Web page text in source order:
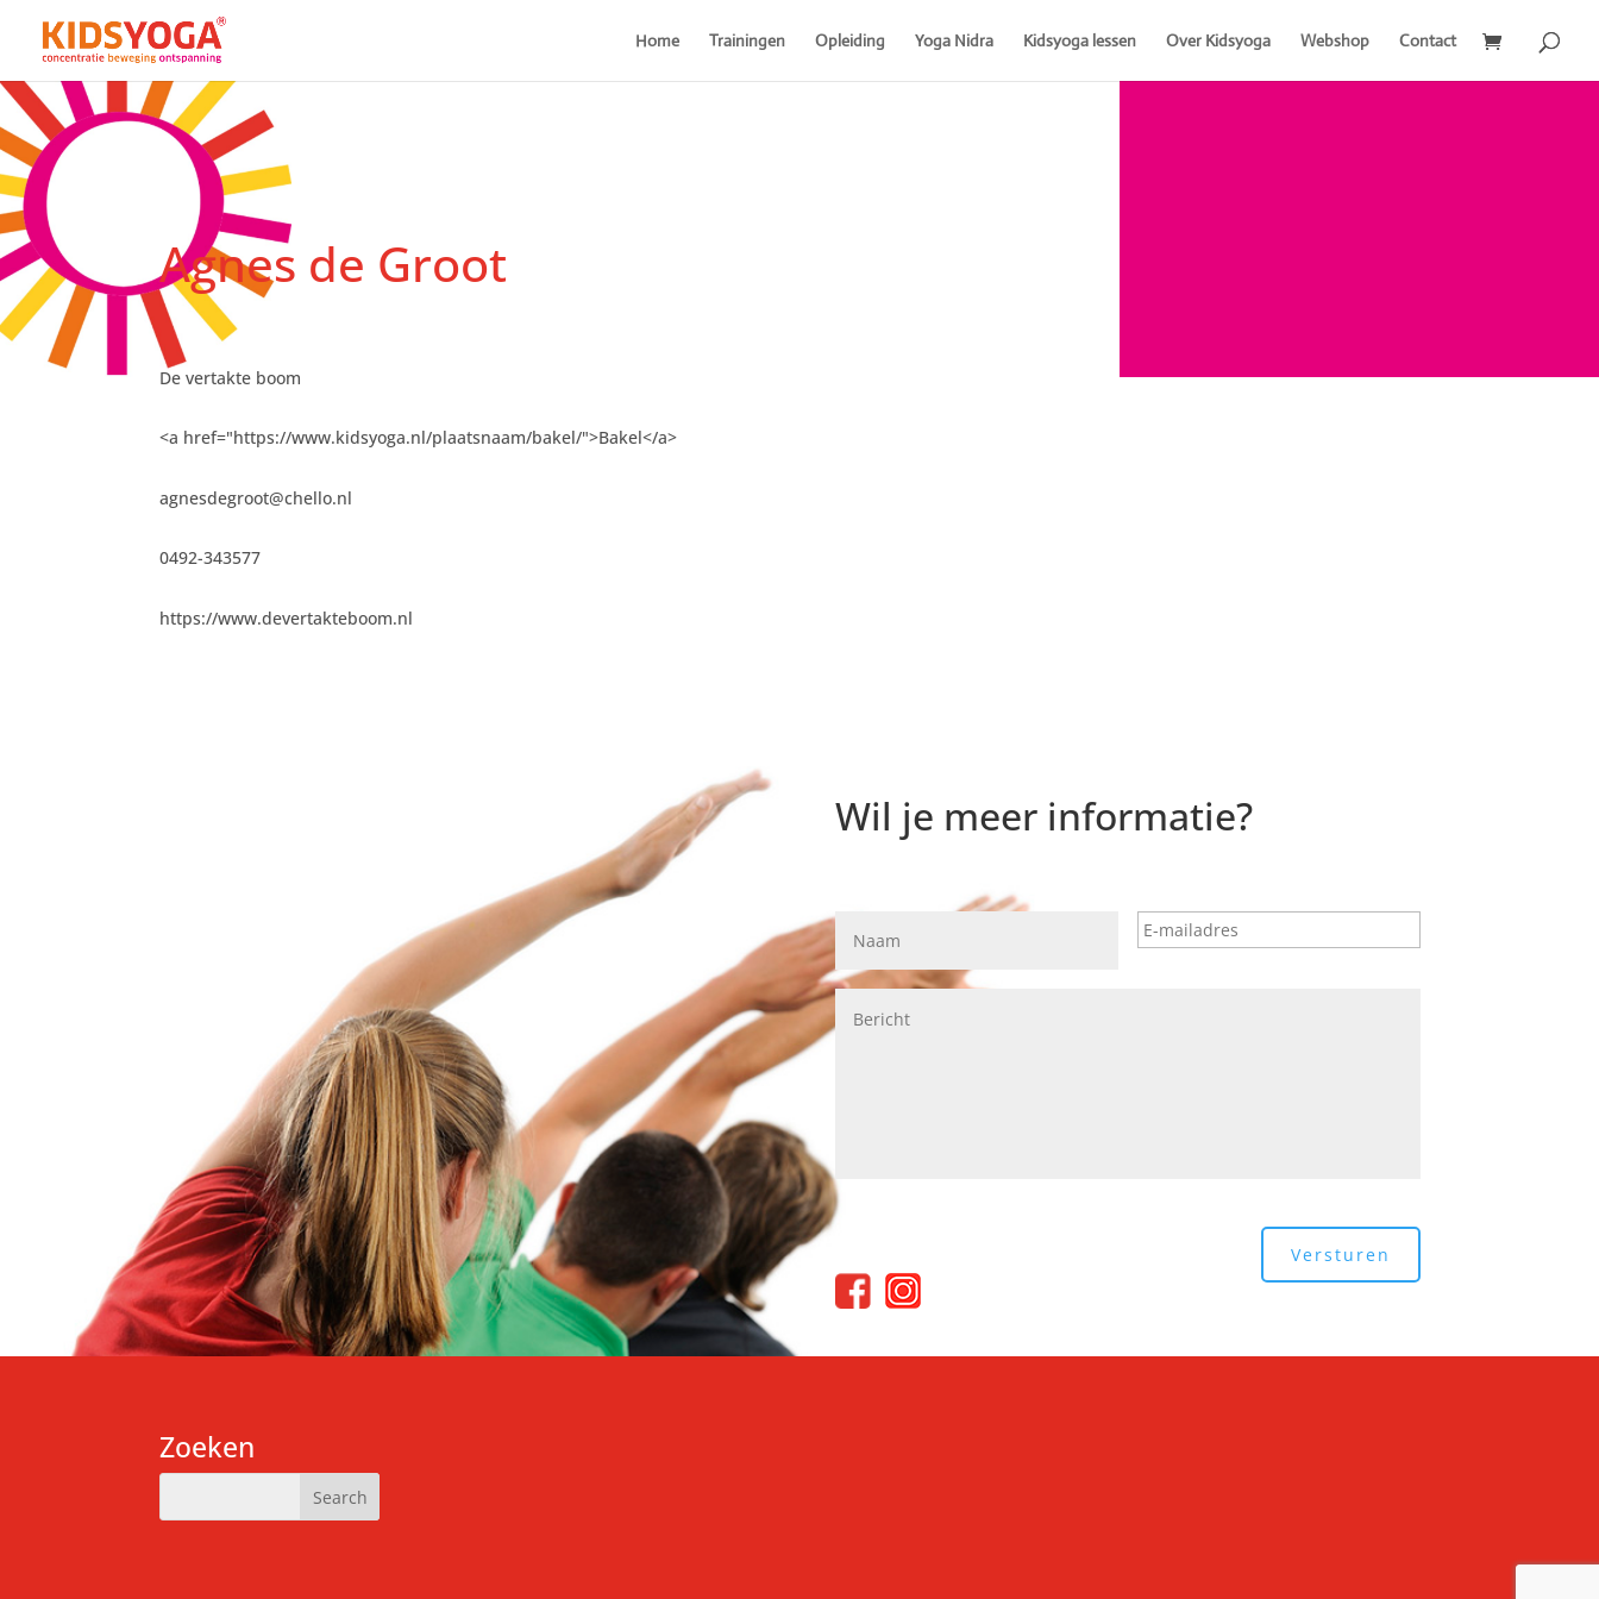
Home Trainingen Opleiding Yoga Nidra Kidsyoga lessen Over Kidsyoga Webshop Contact
Agnes de Groot
De vertakte boom
<a href="https://www.kidsyoga.nl/plaatsnaam/bakel/">Bakel</a>
agnesdegroot@chello.nl
0492-343577
https://www.devertakteboom.nl
Wil je meer informatie?
Zoeken